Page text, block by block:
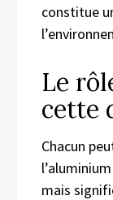
constitue
Le
cette
Chacun
mais